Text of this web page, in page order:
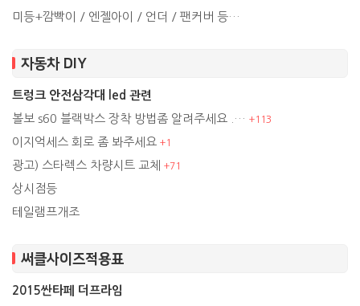
미등+깜빡이 / 엔젤아이 / 언더 / 팬커버 등…
자동차 DIY
트렁크 안전삼각대 led 관련
볼보 s60 블랙박스 장착 방법좀 알려주세요 .… +113
이지억세스 회로 좀 봐주세요 +1
광고) 스타렉스 차량시트 교체 +71
상시점등
테일램프개조
써클사이즈적용표
2015싼타페 더프라임